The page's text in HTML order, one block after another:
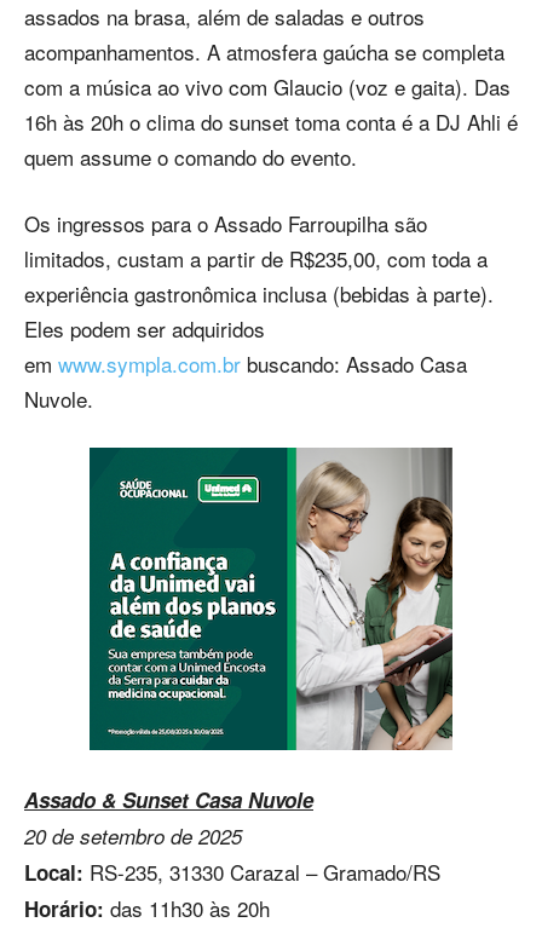
assados na brasa, além de saladas e outros
acompanhamentos. A atmosfera gaúcha se completa
com a música ao vivo com Glaucio (voz e gaita). Das
16h às 20h o clima do sunset toma conta é a DJ Ahli é
quem assume o comando do evento.
Os ingressos para o Assado Farroupilha são
limitados, custam a partir de R$235,00, com toda a
experiência gastronômica inclusa (bebidas à parte).
Eles podem ser adquiridos
em www.sympla.com.br buscando: Assado Casa
Nuvole.
Assado & Sunset Casa Nuvole
20 de setembro de 2025
Local: RS-235, 31330 Carazal – Gramado/RS
Horário: das 11h30 às 20h